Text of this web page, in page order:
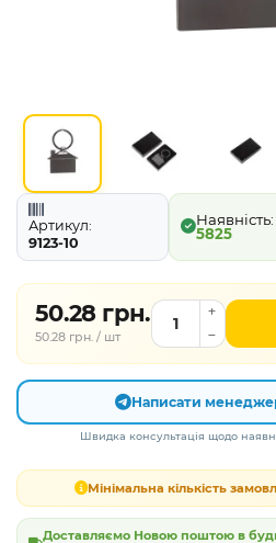
Артикул:
9123-10
5825
50.28 грн.
50.28 грн. / шт
Написати
Швидка консультація щодо
Мінімальна кількість
Доставляємо Новою поштою в